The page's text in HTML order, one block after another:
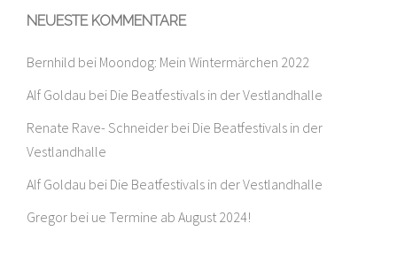
NEUESTE KOMMENTARE
Bernhild bei Moondog: Mein Wintermärchen 2022
Alf Goldau bei Die Beatfestivals in der Vestlandhalle
Renate Rave- Schneider bei Die Beatfestivals in der
Vestlandhalle
Alf Goldau bei Die Beatfestivals in der Vestlandhalle
Gregor bei ue Termine ab August 2024!